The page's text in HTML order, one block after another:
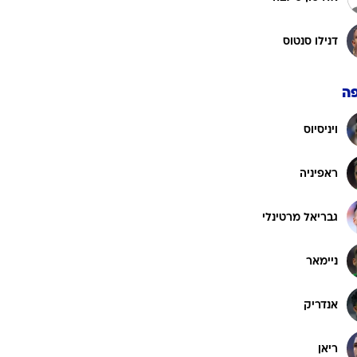
דנילו סנטוס
ויניסיוס
ראפיניה
גבריאל מרטינלי
ניימאר
אנדריק
ריאן